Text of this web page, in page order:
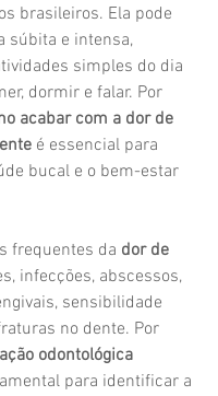
brasileiros. Ela pode
súbita e intensa,
simples do dia
dormir e falar. Por
acabar com a dor de
é essencial para
bucal e o bem-estar
frequentes da dor de
infecções, abscessos,
sensibilidade
no dente. Por
odontológica
para identificar a